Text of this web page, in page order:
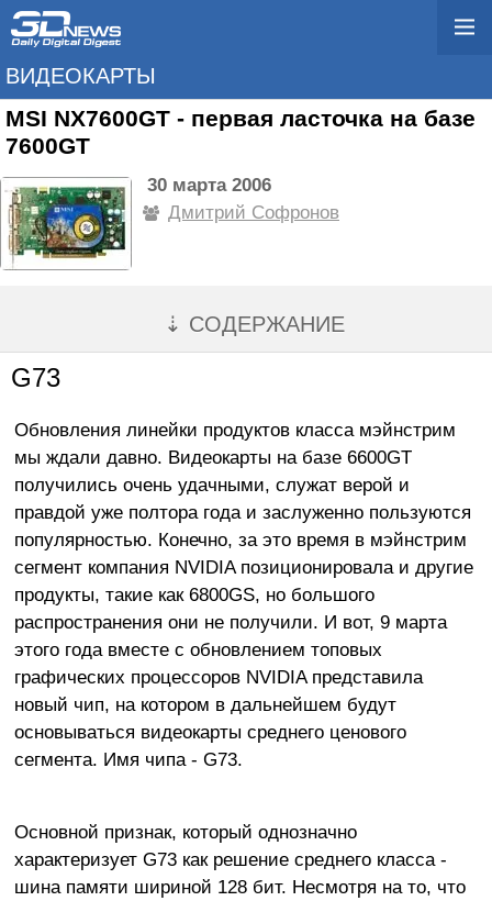
ВИДЕОКАРТЫ
MSI NX7600GT - первая ласточка на базе
7600GT
30 марта 2006
Дмитрий Софронов
⇣ СОДЕРЖАНИЕ
G73
Обновления линейки продуктов класса мэйнстрим
мы ждали давно. Видеокарты на базе 6600GT
получились очень удачными, служат верой и
правдой уже полтора года и заслуженно пользуются
популярностью. Конечно, за это время в мэйнстрим
сегмент компания NVIDIA позиционировала и другие
продукты, такие как 6800GS, но большого
распространения они не получили. И вот, 9 марта
этого года вместе с обновлением топовых
графических процессоров NVIDIA представила
новый чип, на котором в дальнейшем будут
основываться видеокарты среднего ценового
сегмента. Имя чипа - G73.
Основной признак, который однозначно
характеризует G73 как решение среднего класса -
шина памяти шириной 128 бит. Несмотря на то, что